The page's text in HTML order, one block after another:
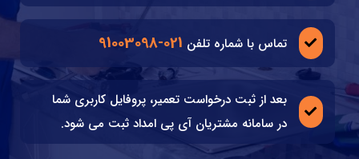
تماس با شماره تلفن 021-91003098
بعد از ثبت درخواست تعمیر، پروفایل کاربری شما
در سامانه مشتریان آی پی امداد ثبت می شود.